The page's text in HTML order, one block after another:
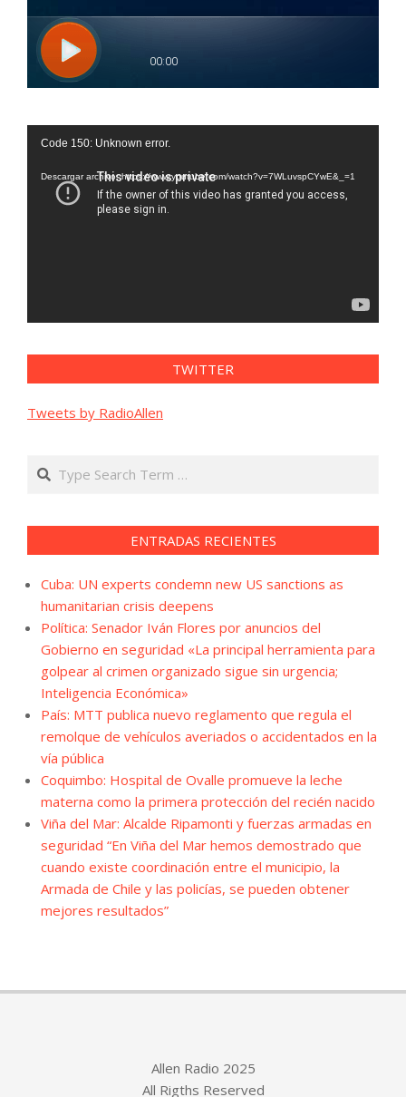
Reproductor
vídeo
Code 150: Unknown error.
Descargar archivo: https://www.youtube.com/watch?v=7WLuvspCYwE&_=1
TWITTER
Tweets by RadioAllen
Search
ENTRADAS RECIENTES
Cuba: UN experts condemn new US sanctions as
humanitarian crisis deepens
Política: Senador Iván Flores por anuncios del
Gobierno en seguridad «La principal herramienta para
golpear al crimen organizado sigue sin urgencia;
Inteligencia Económica»
País: MTT publica nuevo reglamento que regula el
remolque de vehículos averiados o accidentados en la
vía pública
Coquimbo: Hospital de Ovalle promueve la leche
materna como la primera protección del recién nacido
Viña del Mar: Alcalde Ripamonti y fuerzas armadas en
seguridad “En Viña del Mar hemos demostrado que
cuando existe coordinación entre el municipio, la
Armada de Chile y las policías, se pueden obtener
mejores resultados”
Allen Radio 2025
All Rigths Reserved